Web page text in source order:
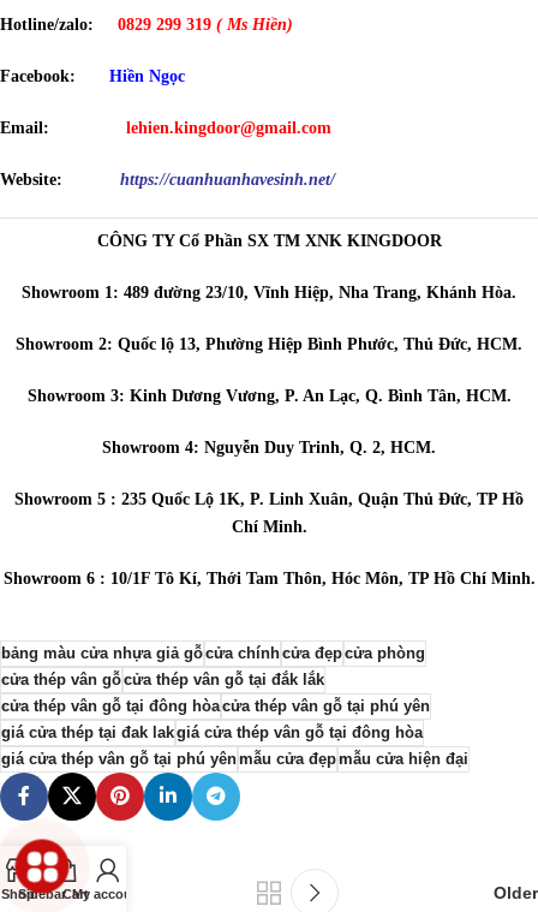
Hotline/zalo: 0829 299 319 ( Ms Hiền)
Facebook: Hiền Ngọc
Email: lehien.kingdoor@gmail.com
Website: https://cuanhuanhavesinh.net/
CÔNG TY Cổ Phần SX TM XNK KINGDOOR
Showroom 1: 489 đường 23/10, Vĩnh Hiệp, Nha Trang, Khánh Hòa.
Showroom 2: Quốc lộ 13, Phường Hiệp Bình Phước, Thủ Đức, HCM.
Showroom 3: Kinh Dương Vương, P. An Lạc, Q. Bình Tân, HCM.
Showroom 4: Nguyễn Duy Trinh, Q. 2, HCM.
Showroom 5 : 235 Quốc Lộ 1K, P. Linh Xuân, Quận Thủ Đức, TP Hồ
Chí Minh.
Showroom 6 : 10/1F Tô Kí, Thới Tam Thôn, Hóc Môn, TP Hồ Chí Minh.
bảng màu cửa nhựa giả gỗcửa chínhcửa đẹpcửa phòng
cửa thép vân gỗcửa thép vân gỗ tại đắk lắk
cửa thép vân gỗ tại đông hòacửa thép vân gỗ tại phú yên
giá cửa thép tại đak lakgiá cửa thép vân gỗ tại đông hòa
giá cửa thép vân gỗ tại phú yênmẫu cửa đẹpmẫu cửa hiện đại
Newer Older
ShopSidebarCart
My account